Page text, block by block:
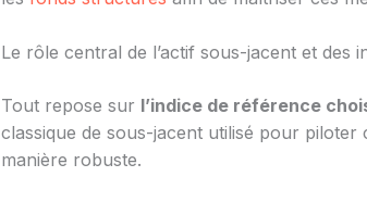
Le rôle central de l’actif sous-jacent et des
Tout repose sur l’indice de référence
classique de sous-jacent utilisé pour piloter
manière robuste.